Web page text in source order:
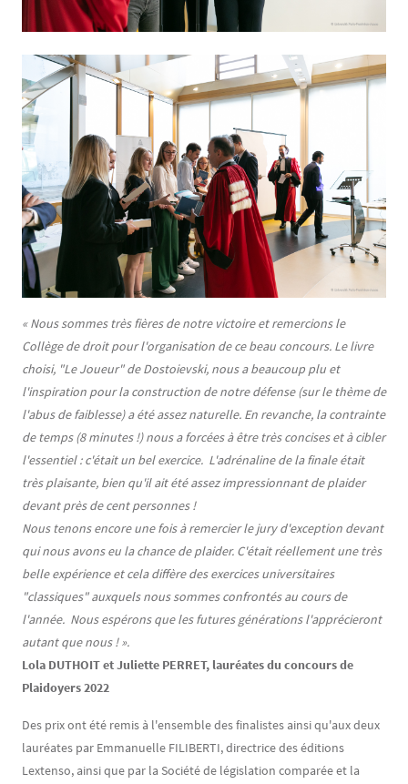
« Nous sommes très fières de notre victoire et remercions le
Collège de droit pour l'organisation de ce beau concours. Le livre
choisi, "Le Joueur" de Dostoievski, nous a beaucoup plu et
l'inspiration pour la construction de notre défense (sur le thème de
l'abus de faiblesse) a été assez naturelle. En revanche, la contrainte
de temps (8 minutes !) nous a forcées à être très concises et à cibler
l'essentiel : c'était un bel exercice. L'adrénaline de la finale était
très plaisante, bien qu'il ait été assez impressionnant de plaider
devant près de cent personnes !
Nous tenons encore une fois à remercier le jury d'exception devant
qui nous avons eu la chance de plaider. C'était réellement une très
belle expérience et cela diffère des exercices universitaires
"classiques" auxquels nous sommes confrontés au cours de
l'année. Nous espérons que les futures générations l'apprécieront
autant que nous ! ».
Lola DUTHOIT et Juliette PERRET, lauréates du concours de
Plaidoyers 2022
Des prix ont été remis à l'ensemble des finalistes ainsi qu'aux deux
lauréates par Emmanuelle FILIBERTI, directrice des éditions
Lextenso, ainsi que par la Société de législation comparée et la